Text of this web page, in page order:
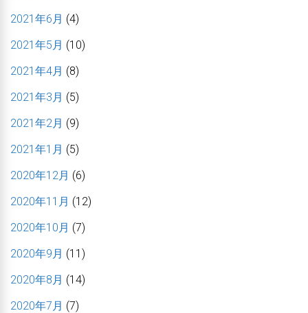
2021年6月 (4)
2021年5月 (10)
2021年4月 (8)
2021年3月 (5)
2021年2月 (9)
2021年1月 (5)
2020年12月 (6)
2020年11月 (12)
2020年10月 (7)
2020年9月 (11)
2020年8月 (14)
2020年7月 (7)